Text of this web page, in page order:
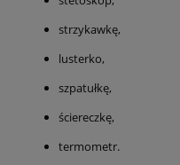
strzykawkę,
lusterko,
szpatułkę,
ściereczkę,
termometr.